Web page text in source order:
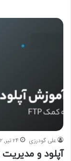
علی گودرزی ۲۴ تیر, ۱۴۰۲
آپلود و